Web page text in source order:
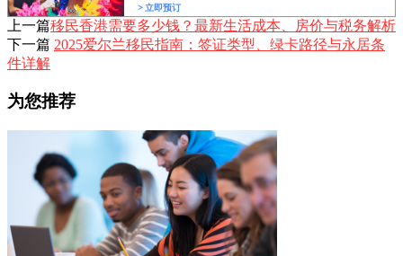
上一篇移民香港需要多少钱？最新生活成本、房价与税务解析
下一篇 2025爱尔兰移民指南：签证类型、绿卡路径与永居条
件详解
为您推荐